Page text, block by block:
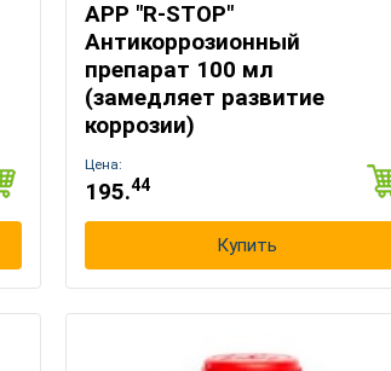
APP "R-STOP"
Антикоррозионный
препарат 100 мл
(замедляет развитие
коррозии)
Цена:
195.44
Купить